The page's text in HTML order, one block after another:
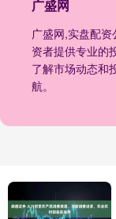
广盛网
广盛网,实盘配
资者提供专业的
了解市场动态和
航。